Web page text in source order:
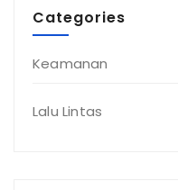
Categories
Keamanan
Lalu Lintas